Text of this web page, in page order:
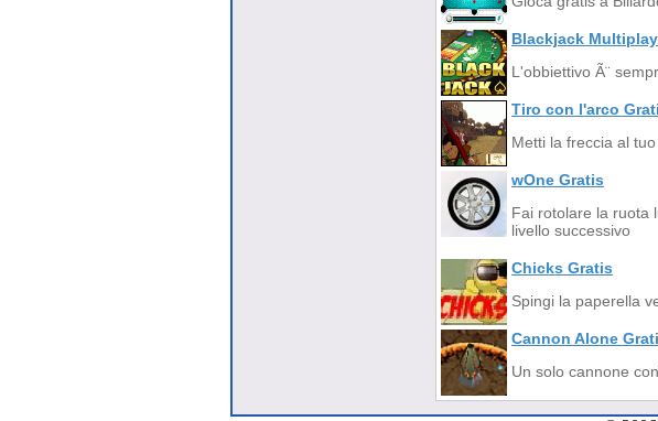
Blackjack
L'obbiettivo Ã¨
Tiro con l'arco
Metti la freccia al
wOne Gratis
Fai rotolare la ruota
livello successivo
Chicks Gratis
Spingi la paperella
Cannon Alone
Un solo cannone